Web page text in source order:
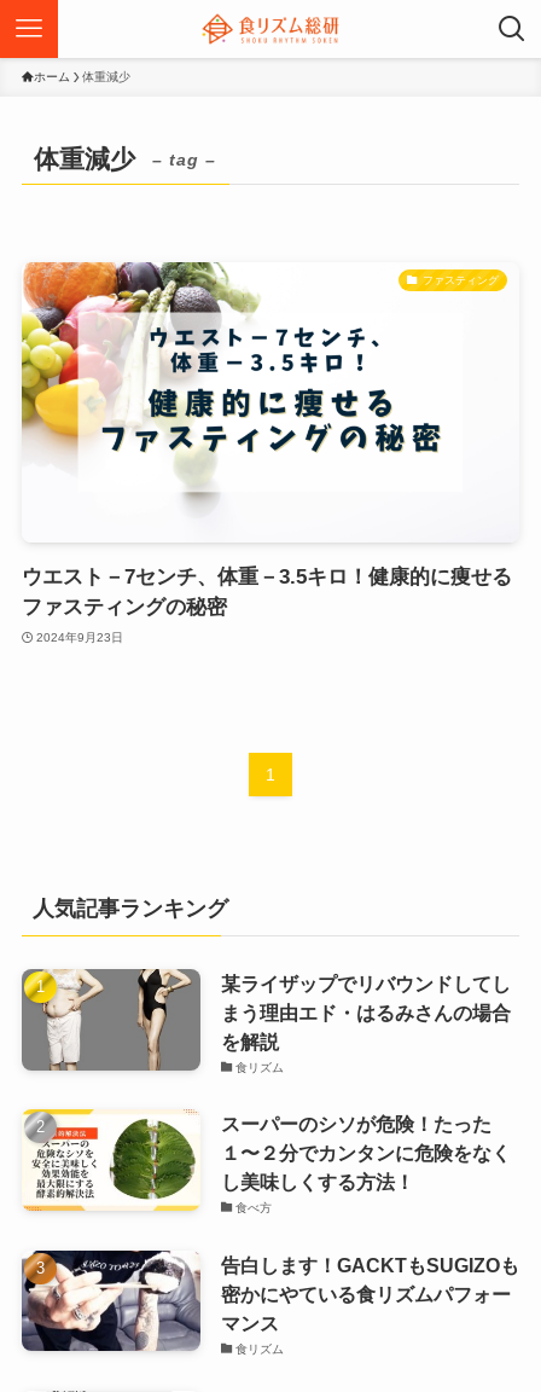
ホーム 体重減少
体重減少 – tag –
ファスティング
ウエスト－7センチ、体重－3.5キロ！健康的に痩せる
ファスティングの秘密
2024年9月23日
1
人気記事ランキング
某ライザップでリバウンドしてし
まう理由エド・はるみさんの場合
を解説
食リズム
スーパーのシソが危険！たった
１〜２分でカンタンに危険をなく
し美味しくする方法！
食べ方
告白します！GACKTもSUGIZOも
密かにやている食リズムパフォー
マンス
食リズム